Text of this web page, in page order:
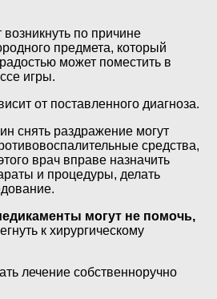
по причине
предмета, который
может поместить в
игры.
от поставленного диагноза.
снять раздражение могут
средства,
врач вправе назначить
и процедуры, делать
могут не помочь,
к хирургическому
лечение собственноручно